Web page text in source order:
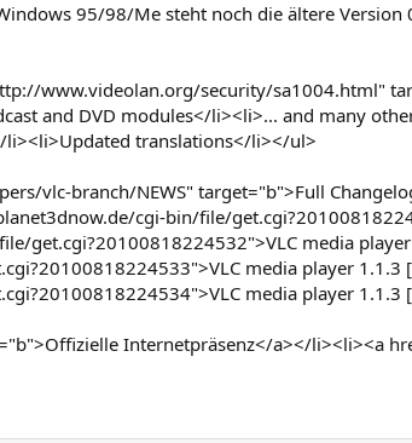
95/98/Me steht noch die ältere Version
www.videolan.org/security/sa1004.html"
and DVD modules</li><li>... and many
translations</li></ul>
vlc-branch/NEWS" target="b">Full
cgi-bin/file/
get.cgi?20100818224532">VLC media
media player 1.1.3
media player 1.1.3
Internetpräsenz</a></li><li><a